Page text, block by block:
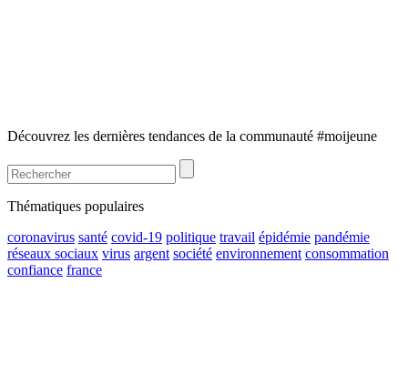
Découvrez les dernières tendances de la communauté #moijeune
Thématiques populaires
coronavirus santé covid-19 politique travail épidémie pandémie
réseaux sociaux virus argent société environnement consommation
confiance france